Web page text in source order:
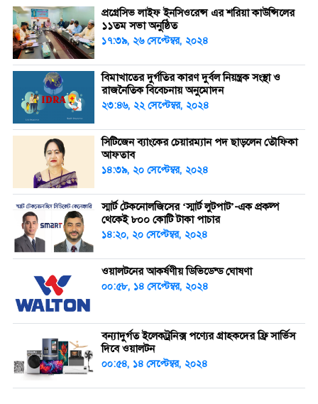
প্রগ্রেসিভ লাইফ ইনসিওরেন্স এর শরিয়া কাউন্সিলের
১১তম সভা অনুষ্ঠিত
১৭:৩৯, ২৬ সেপ্টেম্বর, ২০২৪
বিমাখাতের দুর্গতির কারণ দুর্বল নিয়ন্ত্রক সংস্থা ও
রাজনৈতিক বিবেচনায় অনুমোদন
২৩:৪৬, ২২ সেপ্টেম্বর, ২০২৪
সিটিজেন ব্যাংকের চেয়ারম্যান পদ ছাড়লেন তৌফিকা
আফতাব
১৪:৩৯, ২০ সেপ্টেম্বর, ২০২৪
স্মার্ট টেকনোলজিসের ‘স্মার্ট লুটপাট’-এক প্রকল্প
থেকেই ৮০০ কোটি টাকা পাচার
১৪:২০, ২০ সেপ্টেম্বর, ২০২৪
ওয়ালটনের আকর্ষণীয় ডিভিডেন্ড ঘোষণা
০০:৫৮, ১৪ সেপ্টেম্বর, ২০২৪
বন্যাদুর্গত ইলেকট্রনিক্স পণ্যের গ্রাহকদের ফ্রি সার্ভিস
দিবে ওয়ালটন
০০:৫৪, ১৪ সেপ্টেম্বর, ২০২৪